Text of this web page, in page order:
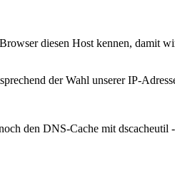
diesen Host kennen, damit
der Wahl unserer IP-
den DNS-Cache mit dscacheutil